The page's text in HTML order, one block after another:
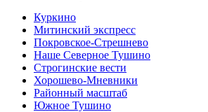
Куркино
Митинский экспресс
Покровское-Стрешнево
Наше Северное Тушино
Строгинские вести
Хорошево-Мневники
Районный масштаб
Южное Тушино